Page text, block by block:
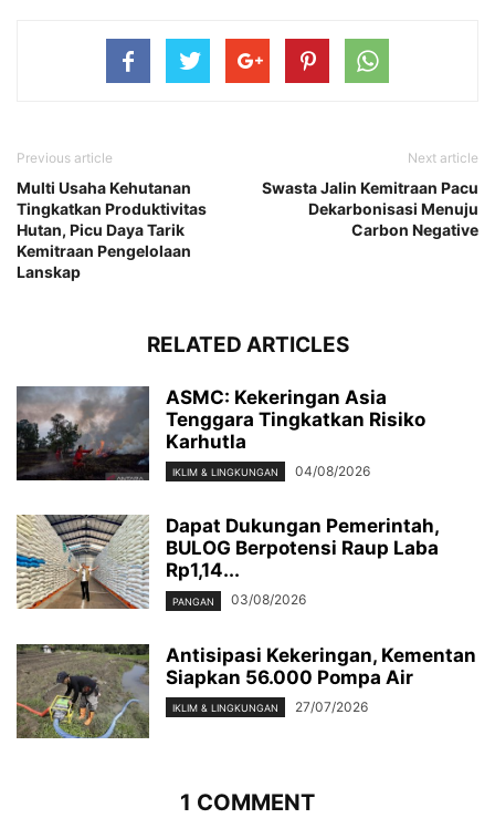
Previous article
Multi Usaha Kehutanan
Tingkatkan Produktivitas
Hutan, Picu Daya Tarik
Kemitraan Pengelolaan
Lanskap
Next article
Swasta Jalin Kemitraan Pacu
Dekarbonisasi Menuju
Carbon Negative
RELATED ARTICLES
ASMC: Kekeringan Asia
Tenggara Tingkatkan Risiko
Karhutla
IKLIM & LINGKUNGAN 04/08/2026
Dapat Dukungan Pemerintah,
BULOG Berpotensi Raup Laba
Rp1,14...
PANGAN 03/08/2026
Antisipasi Kekeringan, Kementan
Siapkan 56.000 Pompa Air
IKLIM & LINGKUNGAN 27/07/2026
1 COMMENT